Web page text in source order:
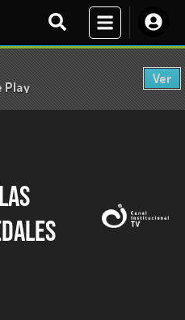
Play
Ver